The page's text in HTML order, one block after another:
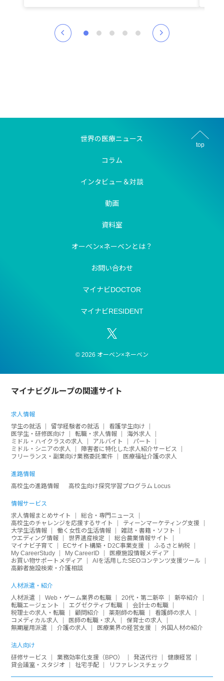
top
世界の医療ニュース
コラム
インタビュー＆対談
動画
資料室
オーベン×ネーベンとは？
お問い合わせ
マイナビDOCTOR
マイナビRESIDENT
© 2026 オーベン×ネーベン
マイナビグループの関連サイト
求人情報
学生の就活
留学経験者の就活
看護学生向け
医学生・研修医向け
転職・求人情報
海外求人
ミドル・ハイクラスの求人
アルバイト
パート
ミドル・シニアの求人
障害者に特化した求人紹介サービス
フリーランス・副業向け業務委託案件
医療福祉介護の求人
進路情報
高校生の進路情報
高校生向け探究学習プログラム Locus
情報サービス
求人情報まとめサイト
総合・専門ニュース
高校生のチャレンジを応援するサイト
ティーンマーケティング支援
大学生活情報
働く女性の生活情報
雑誌・書籍・ソフト
ウエディング情報
世界遺産検定
総合農業情報サイト
マイナビ子育て
ECサイト構築・D2C事業支援
ふるさと納税
My CareerStudy
My CareerID
医療施設情報メディア
お買い物サポートメディア
AIを活用したSEOコンテンツ支援ツール
高齢者施設検索・介護相談
人材派遣・紹介
人材派遣
Web・ゲーム業界の転職 20代・第二新卒
新卒紹介
転職エージェント
エグゼクティブ転職
会計士の転職
税理士の求人・転職
顧問紹介 薬剤師の転職
看護師の求人
コメディカル求人
医師の転職・求人
保育士の求人
無期雇用派遣
介護の求人 医療業界の経営支援 外国人材の紹介
法人向け
研修サービス
業務効率化支援（BPO） 発送代行
健康経営
貸会議室・スタジオ
社宅手配 リファレンスチェック